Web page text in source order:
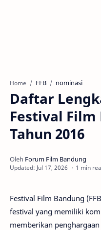
Home FFB nominasi
Daftar
Festival Film
Tahun 2016
1 min
Festival Film Bandung
festival yang memiliki
memberikan